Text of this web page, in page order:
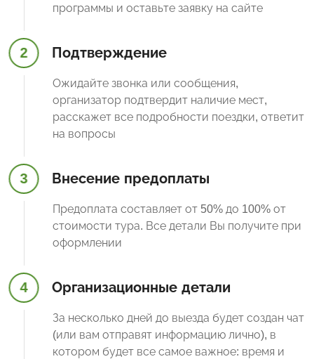
программы и оставьте заявку на сайте
2 Подтверждение
Ожидайте звонка или сообщения,
организатор подтвердит наличие мест,
расскажет все подробности поездки, ответит
на вопросы
3 Внесение предоплаты
Предоплата составляет от 50% до 100% от
стоимости тура. Все детали Вы получите при
оформлении
4 Организационные детали
За несколько дней до выезда будет создан чат
(или вам отправят информацию лично), в
котором будет все самое важное: время и